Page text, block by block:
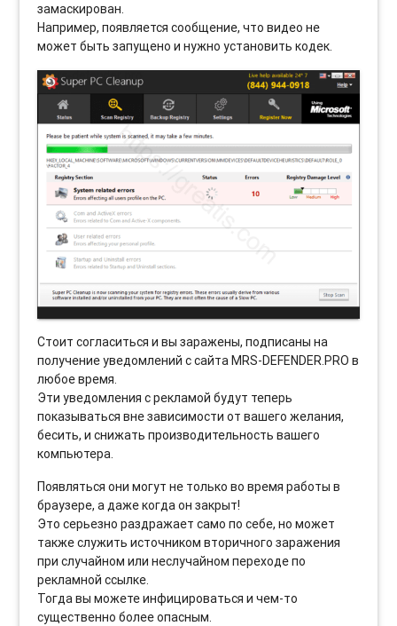
замаскирован.
Например, появляется сообщение, что видео не
может быть запущено и нужно установить кодек.
Стоит согласиться и вы заражены, подписаны на
получение уведомлений с сайта MRS-DEFENDER.PRO в
любое время.
Эти уведомления с рекламой будут теперь
показываться вне зависимости от вашего желания,
бесить, и снижать производительность вашего
компьютера.
Появляться они могут не только во время работы в
браузере, а даже когда он закрыт!
Это серьезно раздражает само по себе, но может
также служить источником вторичного заражения
при случайном или неслучайном переходе по
рекламной ссылке.
Тогда вы можете инфицироваться и чем-то
существенно более опасным.